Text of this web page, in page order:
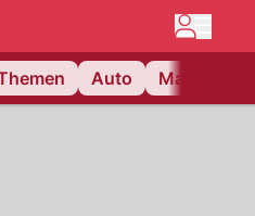
Auto Matchcenter